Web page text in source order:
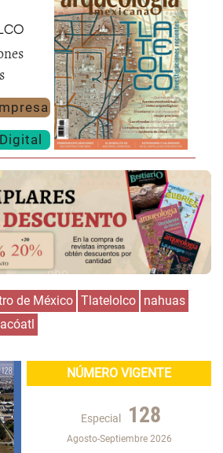
Digital
de México Tlatelolco nahuas
NÚMERO VIGENTE
Especial 128
Agosto-Septiembre 2026